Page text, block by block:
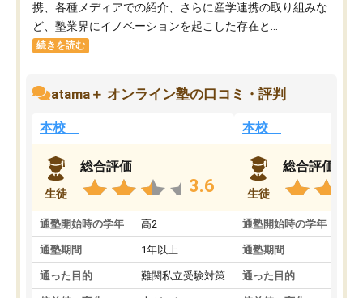
携、各種メディアでの紹介、さらに産学連携の取り組みな
ど、塾業界にイノベーションを起こした存在と...
続きを読む
atama＋ オンライン塾の口コミ・評判
本校
生徒
総合評価
3.6
通塾開始時の学年 高2
通塾期間 1年以上
通った目的 難関私立受験対策
本校
生徒
総合評価
通塾開始時の学年
通塾期間
通った目的